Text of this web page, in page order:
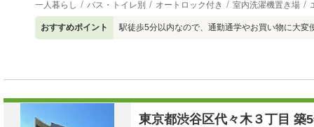
一人暮らし バス・トイレ別 オートロック付き 室内洗濯機置き場
おすすめポイント 駅徒歩5分以内なので、通勤通学やお買い物に大
東京都渋谷区代々木３丁目 築